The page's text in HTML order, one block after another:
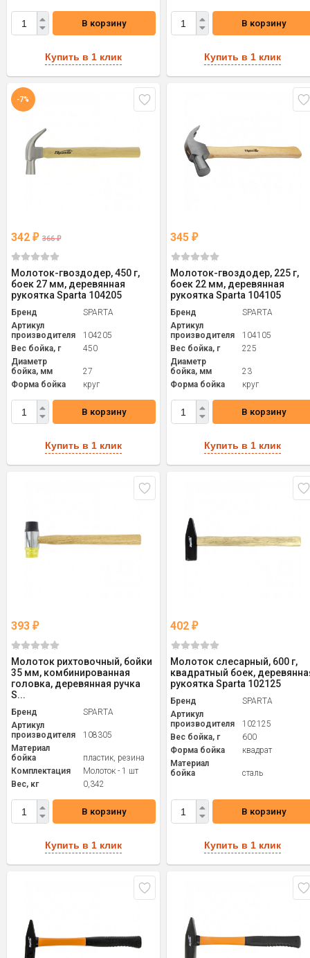
В корзину
Купить в 1 клик
В корзину
Купить в 1 клик
-7%
342 ₽ 366₽
Молоток-гвоздодер, 450 г,
боек 27 мм, деревянная
рукоятка Sparta 104205
Бренд
SPARTA
Артикул
производителя
104205
Вес бойка, г
450
Диаметр
бойка, мм
27
Форма бойка
круг
В корзину
Купить в 1 клик
345₽
Молоток-гвоздодер, 225 г,
боек 22 мм, деревянная
рукоятка Sparta 104105
Бренд
SPARTA
Артикул
производителя
104105
Вес бойка, г
225
Диаметр
бойка, мм
23
Форма бойка
круг
В корзину
Купить в 1 клик
393 ₽
Молоток рихтовочный, бойки
35 мм, комбинированная
головка, деревянная ручка
S...
Бренд
SPARTA
Артикул
производителя
108305
Материал
бойка
пластик, резина
Комплектация
Молоток - 1 шт
Вес, кг
0,342
В корзину
Купить в 1 клик
402₽
Молоток слесарный, 600 г,
квадратный боек,
рукоятка Sparta 102125
Бренд
SPARTA
Артикул
производителя
102125
Вес бойка, г
600
Форма бойка
квадрат
Материал
бойка
сталь
В корзину
Купить в 1 клик